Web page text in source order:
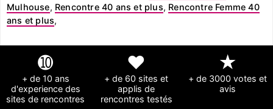
Mulhouse, Rencontre 40 ans et plus, Rencontre Femme 40
ans et plus,
➓
+ de 10 ans
d'experience des
sites de rencontres
❤
+ de 60 sites et
applis de
rencontres testés
★
+ de 3000 votes et
avis